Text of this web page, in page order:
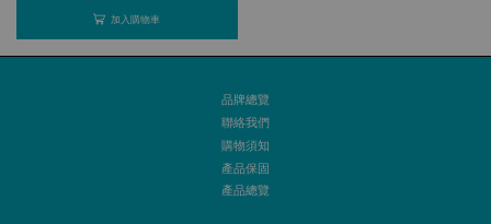
加入購物車
品牌總覽
聯絡我們
購物須知
產品保固
產品總覽